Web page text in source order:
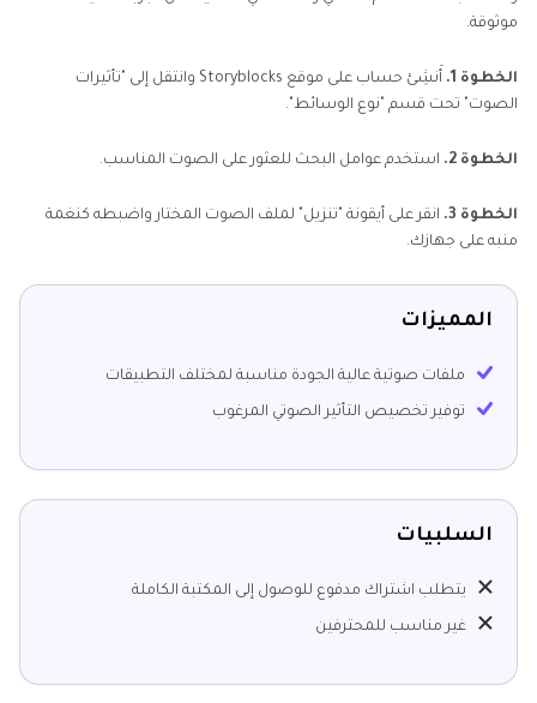
موثوقة.
الخطوة 1.
أَنشِئ حساب على موقع Storyblocks وانتقل إلى "تأثيرات
الصوت" تحت قسم "نوع الوسائط".
الخطوة 2. استخدم عوامل البحث للعثور على الصوت المناسب.
الخطوة 3.
انقر على أيقونة "تنزيل" لملف الصوت المختار واضبطه كنغمة
منبه على جهازك.
المميزات
ملفات صوتية عالية الجودة مناسبة لمختلف التطبيقات
توفير تخصيص التأثير الصوتي المرغوب
السلبيات
يتطلب اشتراك مدفوع للوصول إلى المكتبة الكاملة
غير مناسب للمحترفين